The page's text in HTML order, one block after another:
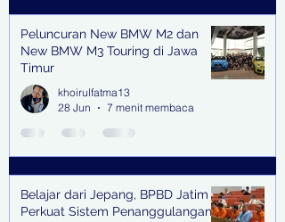
Peluncuran New BMW M2 dan
New BMW M3 Touring di Jawa
Timur
khoirulfatma13
28 Jun
7 menit membaca
Belajar dari Jepang, BPBD Jatim
Perkuat Sistem Penanggulangan